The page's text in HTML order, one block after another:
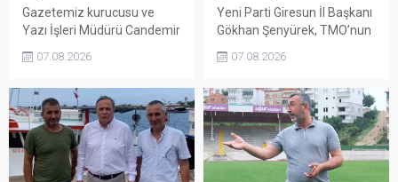
Gazetemiz kurucusu ve
Yazı İşleri Müdürü Candemir
Sarı, fındık fiyatı
tartışmalarını köşesine
300 liraya ulaştığı bir
dönemde Ankara’ya 240
liralık fiyat teklifi
götürüldüğü iddiasını
gündeme getiren Sarı,
07.08.2026
Yeni Parti Giresun İl Başkanı
Gökhan Şenyürek, TMO’nun
Giresun kalite fındık için
açıkladığı 255 liralık fiyatı
nitelendirdi. Artışın yıllık
enflasyonun altında kaldığını
belirten Şenyürek, kararın
üreticiyi değil tekelleri
koruduğunu savundu.
07.08.2026